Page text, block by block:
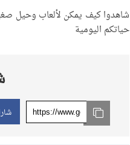
شاهدوا كيف يمكن لألعاب وحيل
حياتكم اليومية